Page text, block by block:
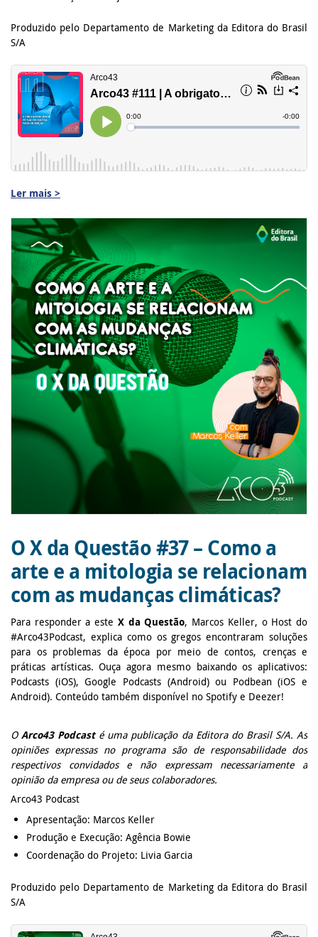
Produzido pelo Departamento de Marketing da Editora do Brasil
S/A
Ler mais >
O X da Questão #37 – Como a
arte e a mitologia se relacionam
com as mudanças climáticas?
Para responder a este X da Questão, Marcos Keller, o Host do
#Arco43Podcast, explica como os gregos encontraram soluções
para os problemas da época por meio de contos, crenças e
práticas artísticas. Ouça agora mesmo baixando os aplicativos:
Podcasts (iOS), Google Podcasts (Android) ou Podbean (iOS e
Android). Conteúdo também disponível no Spotify e Deezer!
OArco43 Podcasté uma publicação da Editora do Brasil S/A. As
opiniões expressas no programa são de responsabilidade dos
respectivos convidados e não expressam necessariamente a
opinião da empresa ou de seus colaboradores.
Arco43 Podcast
Apresentação: Marcos Keller
Produção e Execução: Agência Bowie
Coordenação do Projeto: Livia Garcia
Produzido pelo Departamento de Marketing da Editora do Brasil
S/A